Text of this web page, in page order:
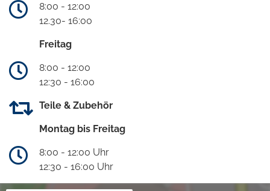
8:00 - 12:00
12.30- 16:00
Freitag
8:00 - 12:00
12:30 - 16:00
Teile & Zubehör
Montag bis Freitag
8:00 - 12:00 Uhr
12:30 - 16:00 Uhr